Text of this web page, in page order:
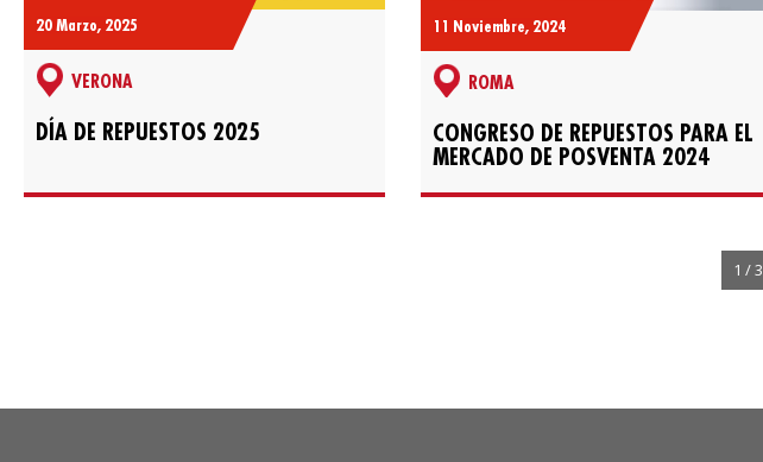
20 Marzo, 2025
VERONA
DÍA DE REPUESTOS 2025
11 Noviembre, 2024
ROMA
CONGRESO DE REPUESTOS PARA EL
MERCADO DE POSVENTA 2024
1 / 3